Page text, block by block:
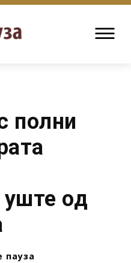
полни
од
пауза